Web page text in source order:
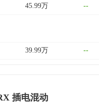
45.99万 --
39.99万 --
插电混动